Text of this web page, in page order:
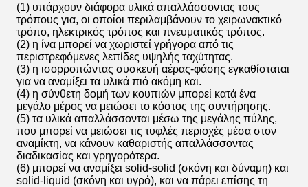
(1) υπάρχουν διάφορα υλικά απαλλάσσοντας τους
τρόπους για, οι οποίοι περιλαμβάνουν το χειρωνακτικό
τρόπο, ηλεκτρικός τρόπος και πνευματικός τρόπος.
(2) η ίνα μπορεί να χωριστεί γρήγορα από τις
περιστρεφόμενες λεπίδες υψηλής ταχύτητας.
(3) η ισορροπώντας συσκευή αέρας-φάσης εγκαθίσταται
για να αναμίξει τα υλικά πιό ακόμη και.
(4) η σύνθετη δομή των κουπιών μπορεί κατά ένα
μεγάλο μέρος να μειώσει το κόστος της συντήρησης.
(5) τα υλικά απαλλάσσονται μέσω της μεγάλης πύλης,
που μπορεί να μειώσει τις τυφλές περιοχές μέσα στον
αναμίκτη, να κάνουν καθαριστής απαλλάσσοντας
διαδικασίας και γρηγορότερα.
(6) μπορεί να αναμίξει solid-solid (σκόνη και δύναμη) και
solid-liquid (σκόνη και υγρό), και να πάρει επίσης τη